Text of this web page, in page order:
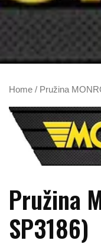
Home / Pružina
Pružina
SP3186)